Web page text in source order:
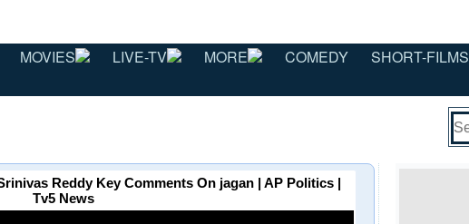
MOVIES LIVE-TV MORE COMEDY SHORT-FILMS
Reddy Key Comments On jagan | AP Politics |
Tv5 News